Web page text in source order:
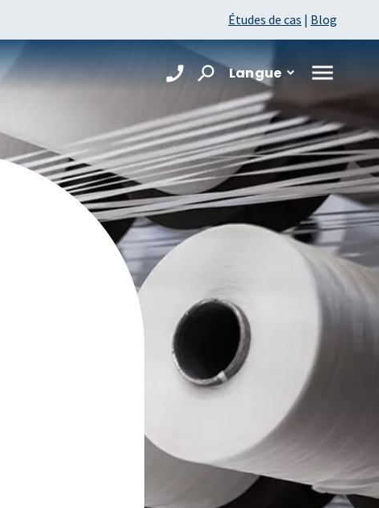
Études de cas | Blog
Langue